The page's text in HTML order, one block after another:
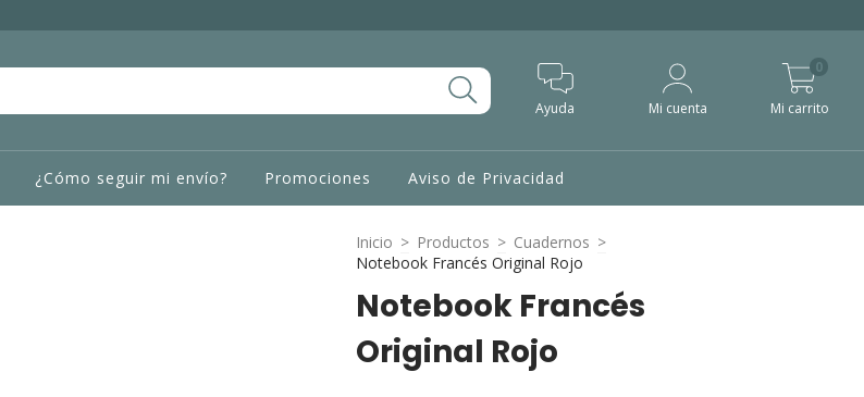
Ayuda Mi cuenta Mi carrito
0
¿Cómo seguir mi envío? Promociones Aviso de Privacidad
Inicio > Productos > Cuadernos >
Notebook Francés Original Rojo
Notebook Francés
Original Rojo